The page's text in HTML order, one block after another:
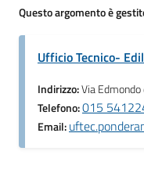
Questo argomento è
Ufficio Tecnico-
Indirizzo:Via
Telefono:015
Email: